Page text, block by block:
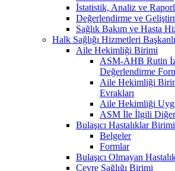
İstatistik, Analiz ve
Değerlendirme ve
Sağlık Bakım ve Hasta
Halk Sağlığı Hizmetleri
Aile Hekimliği Birimi
ASM-AHB Rutin
Değerlendirme
Aile Hekimliği
Evrakları
Aile Hekimliği
ASM İle İlgili
Bulaşıcı Hastalıklar Birimi
Belgeler
Formlar
Bulaşıcı Olmayan
Çevre Sağlığı Birimi